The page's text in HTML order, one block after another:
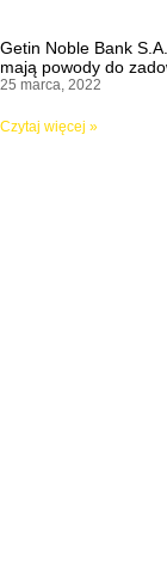
Getin Noble Bank
mają powody do
25 marca, 2022
Czytaj więcej »